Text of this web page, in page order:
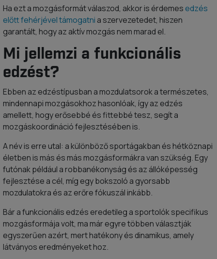
Ha ezt a mozgásformát válaszod, akkor is érdemesedzés
előtt fehérjével támogatni a szervezetedet, hiszen
garantált, hogy az aktív mozgás nem marad el.
Mi jellemzi a funkcionális
edzést?
Ebben az edzéstípusban a mozdulatsorok a természetes,
mindennapi mozgásokhoz hasonlóak, így az edzés
amellett, hogy erősebbé és fittebbé tesz, segít a
mozgáskoordináció fejlesztésében is.
A név is erre utal: a különböző sportágakban és hétköznapi
életben is más és más mozgásformákra van szükség. Egy
futónak például a robbanékonyság és az állóképesség
fejlesztése a cél, míg egy bokszoló a gyorsabb
mozdulatokra és az erőre fókuszál inkább.
Bár a funkcionális edzés eredetileg a sportolók specifikus
mozgásformája volt, ma már egyre többen választják
egyszerűen azért, mert hatékony és dinamikus, amely
látványos eredményeket hoz.